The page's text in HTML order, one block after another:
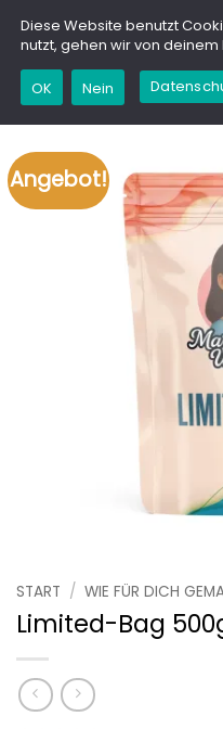
Inhalt
springen
Angebot!
START / WIE FÜR DICH
Limited-Bag
Diese Website benutzt
nutzt, gehen wir von deinem
OK Nein